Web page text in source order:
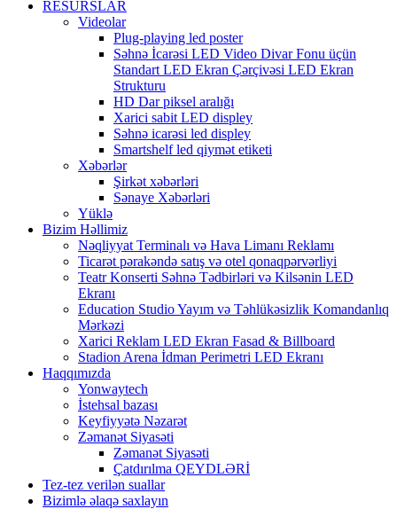
RESURSLAR
Videolar
Plug-playing led poster
Səhnə İcarəsi LED Video Divar Fonu üçün
Standart LED Ekran Çərçivəsi LED Ekran
Strukturu
HD Dar piksel aralığı
Xarici sabit LED displey
Səhnə icarəsi led displey
Smartshelf led qiymət etiketi
Xəbərlər
Şirkət xəbərləri
Sənaye Xəbərləri
Yüklə
Bizim Həllimiz
Nəqliyyat Terminalı və Hava Limanı Reklamı
Ticarət pərakəndə satış və otel qonaqpərvərliyi
Teatr Konserti Səhnə Tədbirləri və Kilsənin LED
Ekranı
Education Studio Yayım və Təhlükəsizlik Komandanlıq
Mərkəzi
Xarici Reklam LED Ekran Fasad & Billboard
Stadion Arena İdman Perimetri LED Ekranı
Haqqımızda
Yonwaytech
İstehsal bazası
Keyfiyyətə Nəzarət
Zəmanət Siyasəti
Zəmanət Siyasəti
Çatdırılma QEYDLƏRİ
Tez-tez verilən suallar
Bizimlə əlaqə saxlayın